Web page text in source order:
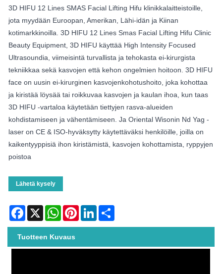
3D HIFU 12 Lines SMAS Facial Lifting Hifu klinikkalaitteistoille,
jota myydään Euroopan, Amerikan, Lähi-idän ja Kiinan
kotimarkkinoilla. 3D HIFU 12 Lines Smas Facial Lifting Hifu Clinic
Beauty Equipment, 3D HIFU käyttää High Intensity Focused
Ultrasoundia, viimeisintä turvallista ja tehokasta ei-kirurgista
tekniikkaa sekä kasvojen että kehon ongelmien hoitoon. 3D HIFU
face on uusin ei-kirurginen kasvojenkohotushoito, joka kohottaa
ja kiristää löysää tai roikkuvaa kasvojen ja kaulan ihoa, kun taas
3D HIFU -vartaloa käytetään tiettyjen rasva-alueiden
kohdistamiseen ja vähentämiseen. Ja Oriental Wisonin Nd Yag -
laser on CE & ISO-hyväksytty käytettäväksi henkilöille, joilla on
kaikentyyppisiä ihon kiristämistä, kasvojen kohottamista, ryppyjen
poistoa
Lähetä kysely
Facebook
X WhatsAppPinterestLinkedIn
Tuotteen Kuvaus